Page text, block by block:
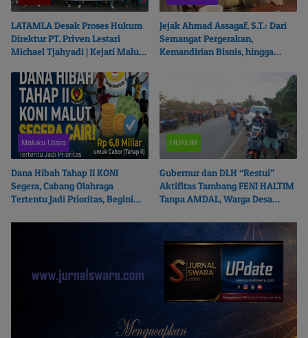
LATAMLA Desak Proses Hukum
Direktur PT. Priven Lestari
Michael Tjahyadi | Kejati Malut
Jejak Ahmad Assagaf, S.T.: Dari
Semangat Pergerakan,
Kemandirian Bisnis, hingga
Maluku Utara
Dana Hibah Tahap II KONI
Segera, Cabang Olahraga
Tertentu Jadi Prioritas, Begini
HUKUM
Gubernur dan DLH “Restui”
Aktifitas Tambang FENI HALTIM
Tanpa AMDAL, Warga Desa